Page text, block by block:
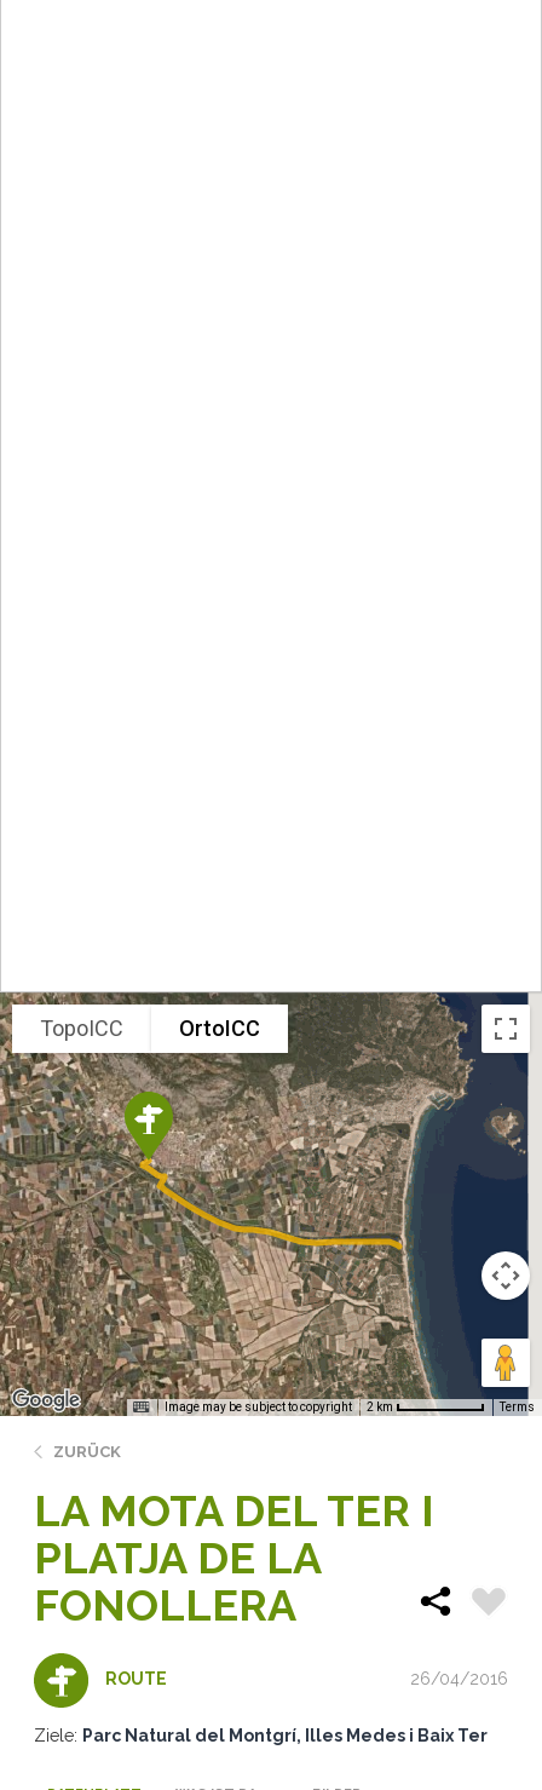
TopoICC OrtoICC
Image may be subject to copyright 2 km Terms
ZURÜCK
LA MOTA DEL TER I
PLATJA DE LA
FONOLLERA
ROUTE 26/04/2016
Ziele: Parc Natural del Montgrí, Illes Medes i Baix Ter